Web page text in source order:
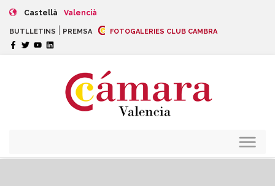
Castellà Valencià
BUTLLETINS PREMSA FOTOGALERIES CLUB CAMBRA